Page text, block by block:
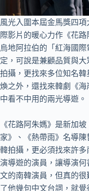
風光入圍本屆金馬獎四
際影片的暖心力作《花
烏地阿拉伯的「紅海國
定，可說是兼顧品質與
拍攝，更找來多位知名
煥之外，還找來韓劇《
中看不中用的兩光導遊。
《花路阿朱媽》是新加
家》、《熱帶雨》名導
韓拍攝，更必須找來許
演導遊的演員，讓導演
文的南韓演員，但真的
了他幾句中文台詞，就